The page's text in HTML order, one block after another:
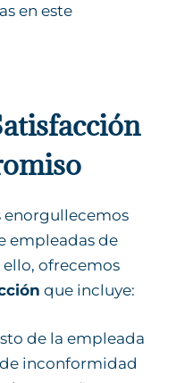
en este
enorgullecemos
empleadas de
ofrecemos
que incluye:
de la empleada
inconformidad